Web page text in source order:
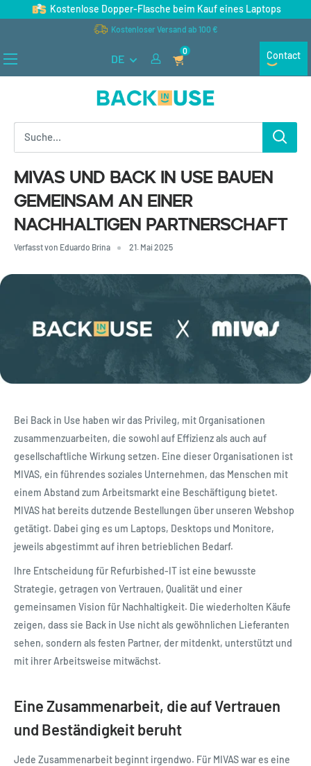
Kostenlose Dopper-Flasche beim Kauf eines Laptops
Kostenloser Versand ab 100 €
Back
in
DE
0 Contact
MIVAS und Back in Use bauen
gemeinsam an einer
nachhaltigen Partnerschaft
Verfasst von Eduardo Brina 21. Mai 2025
Bei Back in Use haben wir das Privileg, mit Organisationen
zusammenzuarbeiten, die sowohl auf Effizienz als auch auf
gesellschaftliche Wirkung setzen. Eine dieser Organisationen ist
MIVAS, ein führendes soziales Unternehmen, das Menschen mit
einem Abstand zum Arbeitsmarkt eine Beschäftigung bietet.
MIVAS hat bereits dutzende Bestellungen über unseren Webshop
getätigt. Dabei ging es um Laptops, Desktops und Monitore,
jeweils abgestimmt auf ihren betrieblichen Bedarf.
Ihre Entscheidung für Refurbished-IT ist eine bewusste
Strategie, getragen von Vertrauen, Qualität und einer
gemeinsamen Vision für Nachhaltigkeit. Die wiederholten Käufe
zeigen, dass sie Back in Use nicht als gewöhnlichen Lieferanten
sehen, sondern als festen Partner, der mitdenkt, unterstützt und
mit ihrer Arbeitsweise mitwächst.
Eine Zusammenarbeit, die auf Vertrauen
und Beständigkeit beruht
Jede Zusammenarbeit beginnt irgendwo. Für MIVAS war es eine